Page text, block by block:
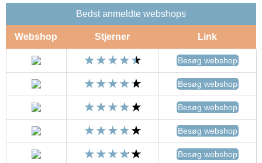
Bedst anmeldte webshops
Webshop Stjerner Link
Besøg webshop
Besøg webshop
Besøg webshop
Besøg webshop
Besøg webshop